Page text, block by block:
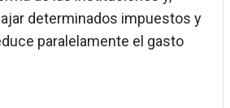
determinados impuestos y
paralelamente el gasto